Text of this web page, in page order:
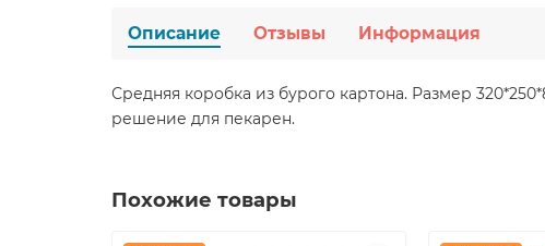
Описание Отзывы Информация
Средняя коробка из бурого картона. Размер
решение для пекарен.
Похожие товары